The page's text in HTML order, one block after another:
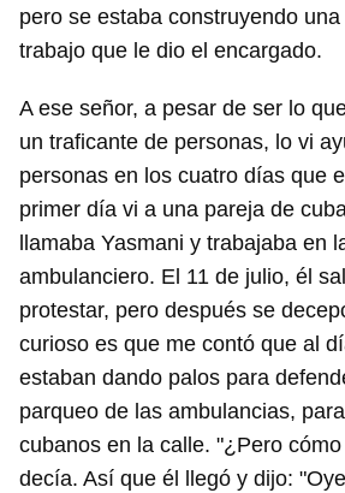
pero se estaba construyendo una
trabajo que le dio el encargado.
A ese señor, a pesar de ser lo
un traficante de personas, lo vi
personas en los cuatro días que
primer día vi a una pareja de
llamaba Yasmani y trabajaba en
ambulanciero. El 11 de julio, él
protestar, pero después se
curioso es que me contó que al
estaban dando palos para
parqueo de las ambulancias,
cubanos en la calle. "¿Pero
decía. Así que él llegó y dijo: